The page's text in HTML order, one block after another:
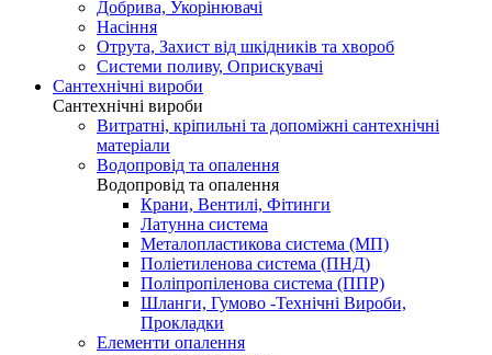
Добрива, Укорінювачі
Насіння
Отрута, Захист від шкідників та хвороб
Системи поливу, Оприскувачі
Сантехнічні вироби
Сантехнічні вироби
Витратні, кріпильні та допоміжні сантехнічні
матеріали
Водопровід та опалення
Водопровід та опалення
Крани, Вентилі, Фітинги
Латунна система
Металопластикова система (МП)
Поліетиленова система (ПНД)
Поліпропіленова система (ППР)
Шланги, Гумово -Технічні Вироби,
Прокладки
Елементи опалення